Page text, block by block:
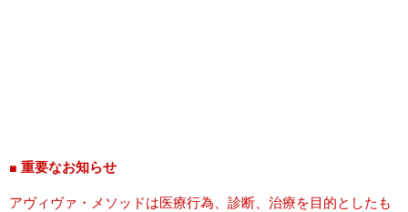
■ 重要なお知らせ
アヴィヴァ・メソッドは医療行為、診断、治療を目的としたも